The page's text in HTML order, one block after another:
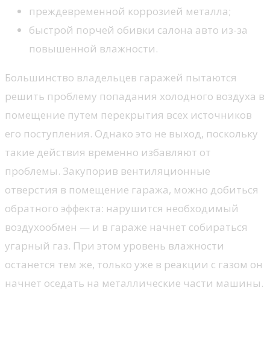
преждевременной коррозией металла;
быстрой порчей обивки салона авто из-за
повышенной влажности.
Большинство владельцев гаражей пытаются
решить проблему попадания холодного воздуха в
помещение путем перекрытия всех источников
его поступления. Однако это не выход, поскольку
такие действия временно избавляют от
проблемы. Закупорив вентиляционные
отверстия в помещение гаража, можно добиться
обратного эффекта: нарушится необходимый
воздухообмен — и в гараже начнет собираться
угарный газ. При этом уровень влажности
останется тем же, только уже в реакции с газом он
начнет оседать на металлические части машины.